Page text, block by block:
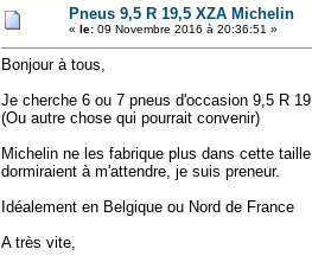
Pneus 9,5 R 19,5 XZA Michelin
« le:09 Novembre 2016 à 20:36:51 »
Bonjour à tous,
Je cherche 6 ou 7 pneus d'occasion 9,5 R
(Ou autre chose qui pourrait convenir)
Michelin ne les fabrique plus dans cette
dormiraient à m'attendre, je suis preneur.
Idéalement en Belgique ou Nord de France
A très vite,